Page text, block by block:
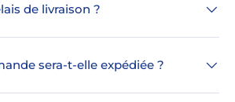
de livraison ?
sera-t-elle expédiée ?